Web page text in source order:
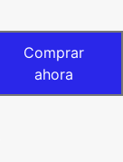
Comprar
ahora